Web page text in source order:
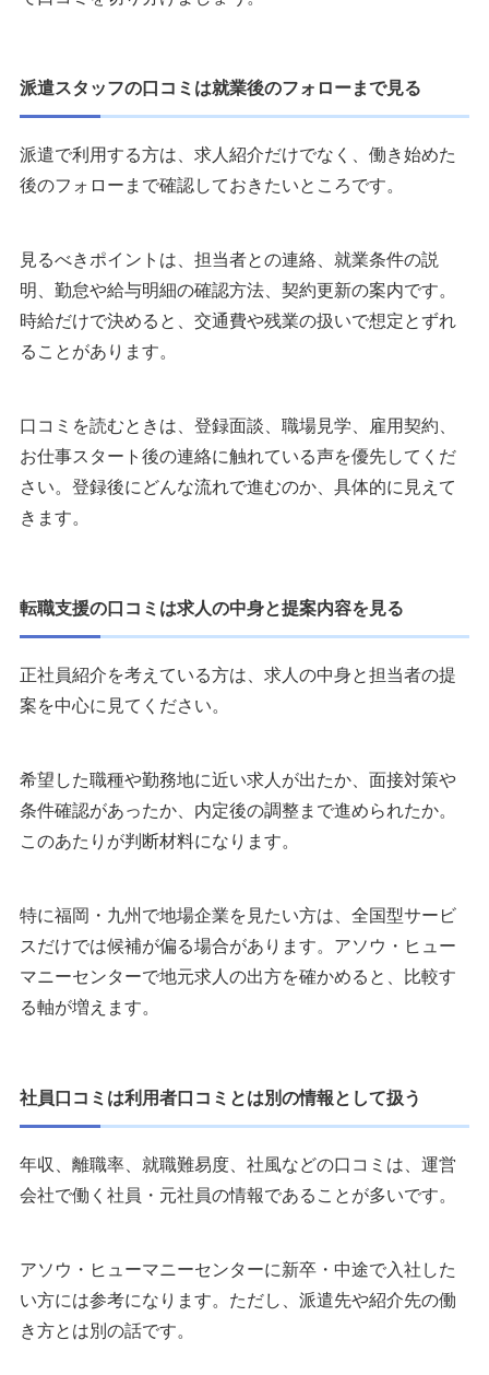
派遣スタッフの口コミは就業後のフォローまで見る
派遣で利用する方は、求人紹介だけでなく、働き始めた
後のフォローまで確認しておきたいところです。
見るべきポイントは、担当者との連絡、就業条件の説
明、勤怠や給与明細の確認方法、契約更新の案内です。
時給だけで決めると、交通費や残業の扱いで想定とずれ
ることがあります。
口コミを読むときは、登録面談、職場見学、雇用契約、
お仕事スタート後の連絡に触れている声を優先してくだ
さい。登録後にどんな流れで進むのか、具体的に見えて
きます。
転職支援の口コミは求人の中身と提案内容を見る
正社員紹介を考えている方は、求人の中身と担当者の提
案を中心に見てください。
希望した職種や勤務地に近い求人が出たか、面接対策や
条件確認があったか、内定後の調整まで進められたか。
このあたりが判断材料になります。
特に福岡・九州で地場企業を見たい方は、全国型サービ
スだけでは候補が偏る場合があります。アソウ・ヒュー
マニーセンターで地元求人の出方を確かめると、比較す
る軸が増えます。
社員口コミは利用者口コミとは別の情報として扱う
年収、離職率、就職難易度、社風などの口コミは、運営
会社で働く社員・元社員の情報であることが多いです。
アソウ・ヒューマニーセンターに新卒・中途で入社した
い方には参考になります。ただし、派遣先や紹介先の働
き方とは別の話です。